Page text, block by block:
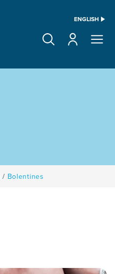
ENGLISH
/ Bolentines